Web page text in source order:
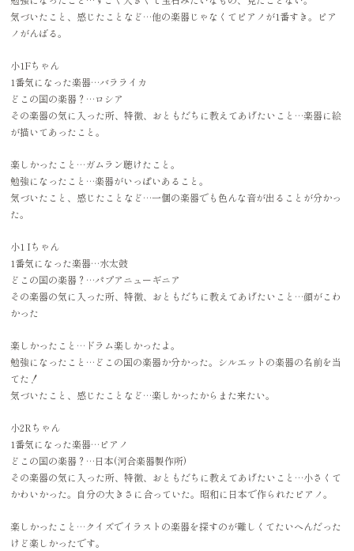
気づいたこと、感じたことなど…他の楽器じゃなくてピアノが1番すき。ピア
ノがんばる。
小1Fちゃん
1番気になった楽器…バラライカ
どこの国の楽器？…ロシア
その楽器の気に入った所、特徴、おともだちに教えてあげたいこと…楽器に絵
が描いてあったこと。
楽しかったこと…ガムラン聴けたこと。
勉強になったこと…楽器がいっぱいあること。
気づいたこと、感じたことなど…一個の楽器でも色んな音が出ることが分かっ
た。
小1 Iちゃん
1番気になった楽器…水太鼓
どこの国の楽器？…パプアニューギニア
その楽器の気に入った所、特徴、おともだちに教えてあげたいこと…顔がこわ
かった
楽しかったこと…ドラム楽しかったよ。
勉強になったこと…どこの国の楽器か分かった。シルエットの楽器の名前を当
てた！
気づいたこと、感じたことなど…楽しかったからまた来たい。
小2Rちゃん
1番気になった楽器…ピアノ
どこの国の楽器？…日本(河合楽器製作所)
その楽器の気に入った所、特徴、おともだちに教えてあげたいこと…小さくて
かわいかった。自分の大きさに合っていた。昭和に日本で作られたピアノ。
楽しかったこと…クイズでイラストの楽器を探すのが難しくてたいへんだった
けど楽しかったです。